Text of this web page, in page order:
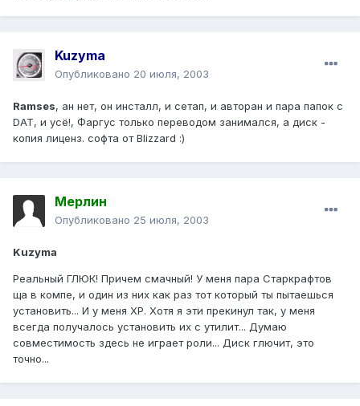
Kuzyma
Опубликовано 20 июля, 2003
Ramses, ан нет, он инсталл, и сетап, и авторан и пара папок с
DAT, и усё!, Фаргус только переводом занимался, а диск -
копия лиценз. софта от Blizzard :)
Мерлин
Опубликовано 25 июля, 2003
Kuzyma
Реальный ГЛЮК! Причем смачный! У меня пара Старкрафтов
ща в компе, и один из них как раз тот который ты пытаешься
установить... И у меня XP. Хотя я эти прекинул так, у меня
всегда получалось установить их с утилит... Думаю
совместимость здесь не играет роли... Диск глючит, это
точно...